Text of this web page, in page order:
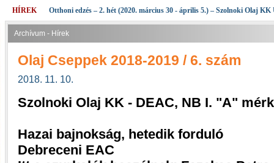
HÍREK Otthoni edzés – 2. hét (2020. március 30 - április 5.) – Szolnoki Olaj KK
Archívum - Hírek
Olaj Cseppek 2018-2019 / 6. szám
2018. 11. 10.
Szolnoki Olaj KK - DEAC, NB I. "A"
Hazai bajnokság, hetedik forduló
Debreceni EAC